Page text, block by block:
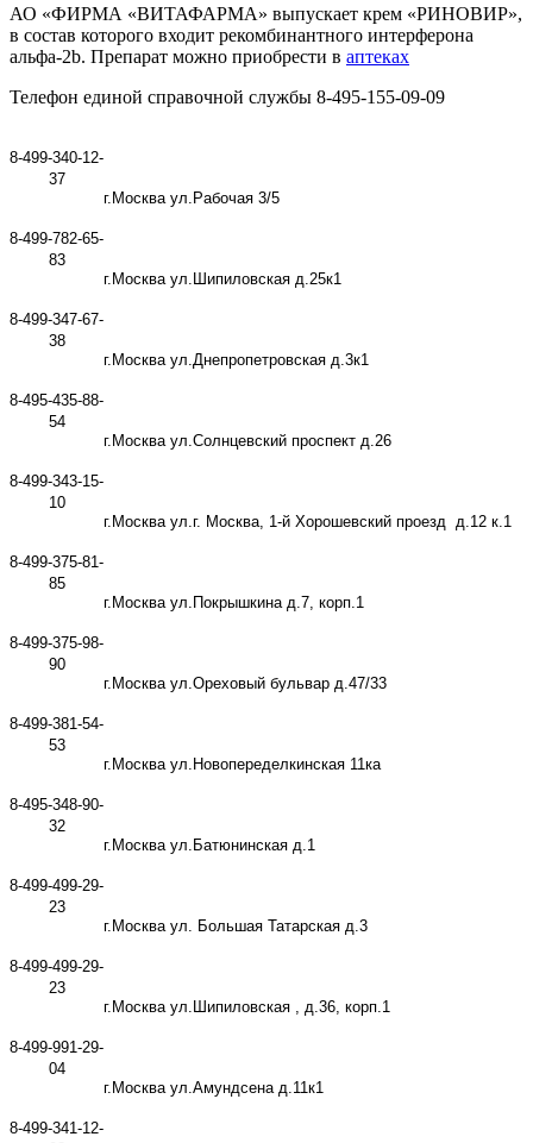
АО «ФИРМА «ВИТАФАРМА» выпускает крем «РИНОВИР»,
в состав которого входит рекомбинантного интерферона
альфа-2b. Препарат можно приобрести в аптеках
Телефон единой справочной службы 8-495-155-09-09
8-499-340-12-
37
г.Москва ул.Рабочая 3/5
8-499-782-65-
83
г.Москва ул.Шипиловская д.25к1
8-499-347-67-
38
г.Москва ул.Днепропетровская д.3к1
8-495-435-88-
54
г.Москва ул.Солнцевский проспект д.26
8-499-343-15-
10
г.Москва ул.г. Москва, 1-й Хорошевский проезд
д.12 к.1
8-499-375-81-
85
г.Москва ул.Покрышкина д.7, корп.1
8-499-375-98-
90
г.Москва ул.Ореховый бульвар д.47/33
8-499-381-54-
53
г.Москва ул.Новопеределкинская 11ка
8-495-348-90-
32
г.Москва ул.Батюнинская д.1
8-499-499-29-
23
г.Москва ул. Большая Татарская д.3
8-499-499-29-
23
г.Москва ул.Шипиловская , д.36, корп.1
8-499-991-29-
04
г.Москва ул.Амундсена д.11к1
8-499-341-12-